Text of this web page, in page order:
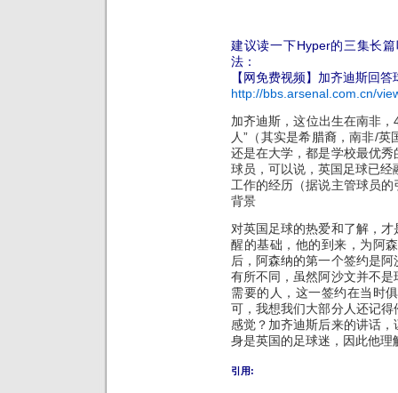
建议读一下Hyper的三集长
法：
【网免费视频】加齐迪斯回答
http://bbs.arsenal.com.cn/
加齐迪斯，这位出生在南非
人”（其实是希腊裔，南非/
还是在大学，都是学校最优
球员，可以说，英国足球已
工作的经历（据说主管球员
背景
对英国足球的热爱和了解，
醒的基础，他的到来，为阿
后，阿森纳的第一个签约是
有所不同，虽然阿沙文并不
需要的人，这一签约在当时
可，我想我们大部分人还记
感觉？加齐迪斯后来的讲话
身是英国的足球迷，因此他理
引用: